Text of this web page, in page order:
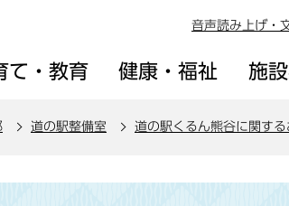
音声読み上げ・
て・教育 健康・福祉 施
道の駅整備室 道の駅くるん熊谷に関する